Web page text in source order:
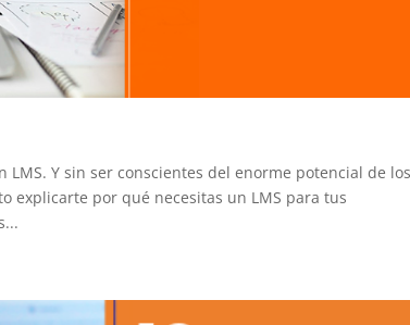
Y sin ser conscientes del enorme potencial de
explicarte por qué necesitas un LMS para tus